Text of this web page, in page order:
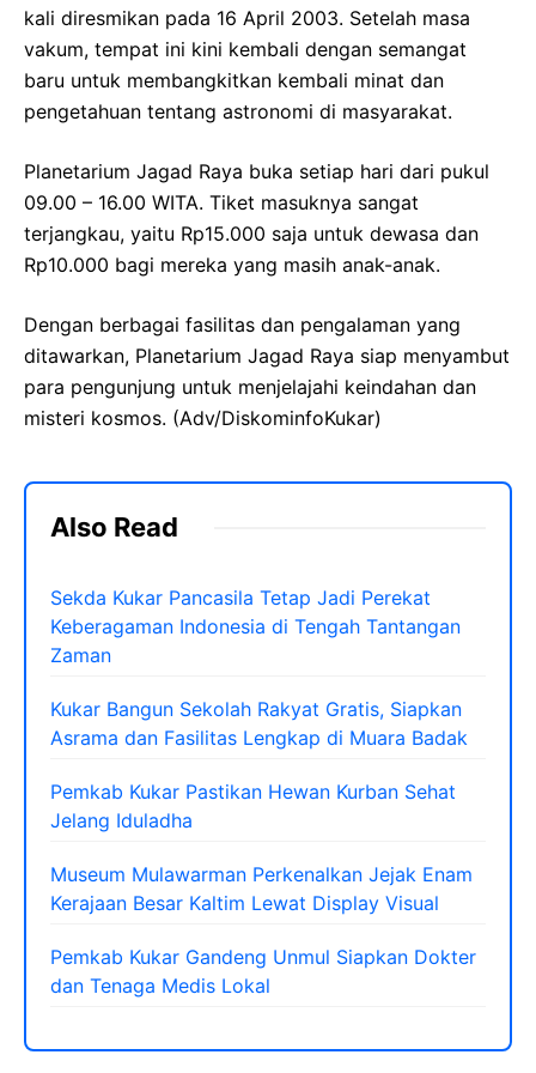
kali diresmikan pada 16 April 2003. Setelah masa
vakum, tempat ini kini kembali dengan semangat
baru untuk membangkitkan kembali minat dan
pengetahuan tentang astronomi di masyarakat.
Planetarium Jagad Raya buka setiap hari dari pukul
09.00 – 16.00 WITA. Tiket masuknya sangat
terjangkau, yaitu Rp15.000 saja untuk dewasa dan
Rp10.000 bagi mereka yang masih anak-anak.
Dengan berbagai fasilitas dan pengalaman yang
ditawarkan, Planetarium Jagad Raya siap menyambut
para pengunjung untuk menjelajahi keindahan dan
misteri kosmos. (Adv/DiskominfoKukar)
Also Read
Sekda Kukar Pancasila Tetap Jadi Perekat
Keberagaman Indonesia di Tengah Tantangan
Zaman
Kukar Bangun Sekolah Rakyat Gratis, Siapkan
Asrama dan Fasilitas Lengkap di Muara Badak
Pemkab Kukar Pastikan Hewan Kurban Sehat
Jelang Iduladha
Museum Mulawarman Perkenalkan Jejak Enam
Kerajaan Besar Kaltim Lewat Display Visual
Pemkab Kukar Gandeng Unmul Siapkan Dokter
dan Tenaga Medis Lokal